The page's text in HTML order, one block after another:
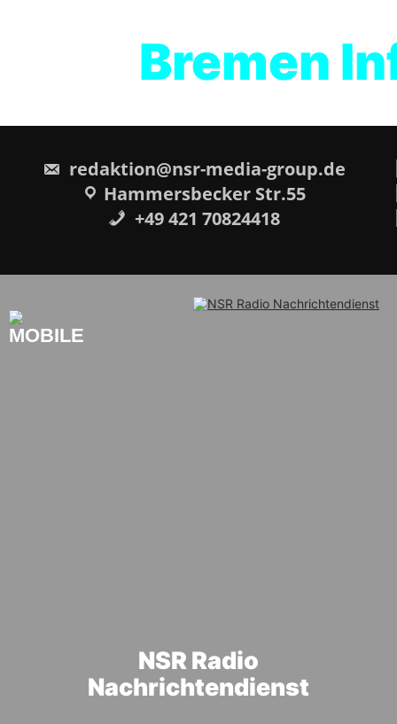
Bremen
redaktion@nsr-media-group.de
Hammersbecker Str.55
+49 421 70824418
NSR Radio
Nachrichtendienst